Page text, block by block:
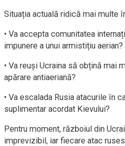
Situația actuală ridică mai multe
• Va accepta comunitatea
impunere a unui armistițiu aerian?
• Va reuși Ucraina să obțină mai
apărare antiaeriană?
• Va escalada Rusia atacurile în
suplimentar acordat Kievului?
Pentru moment, războiul din
imprevizibil, iar fiecare atac